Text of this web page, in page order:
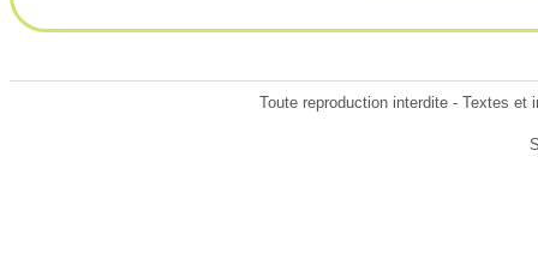
Toute reproduction interdite - Textes et